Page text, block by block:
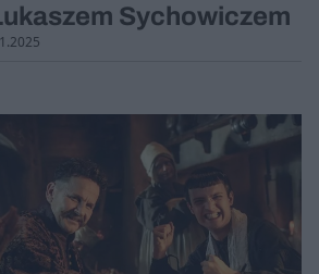
Sychowiczem